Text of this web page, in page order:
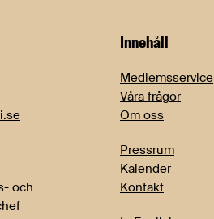
och
Innehåll
Medlemsservice
Våra frågor
Om oss
Pressrum
Kalender
Kontakt